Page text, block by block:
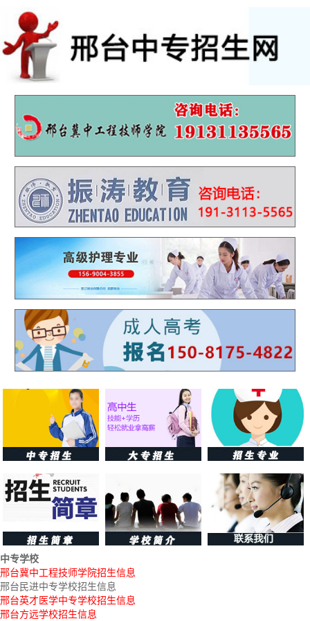
中专学校
邢台冀中工程技师学院招生信息
邢台民进中专学校招生信息
邢台英才医学中专学校招生信息
邢台方远学校招生信息